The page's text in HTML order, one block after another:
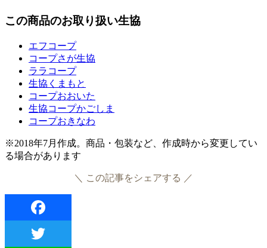
この商品のお取り扱い生協
エフコープ
コープさが生協
ララコープ
生協くまもと
コープおおいた
生協コープかごしま
コープおきなわ
※2018年7月作成。商品・包装など、作成時から変更してい
る場合があります
＼ この記事をシェアする ／